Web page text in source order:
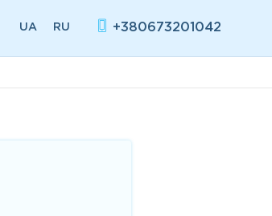
UA RU +380673201042